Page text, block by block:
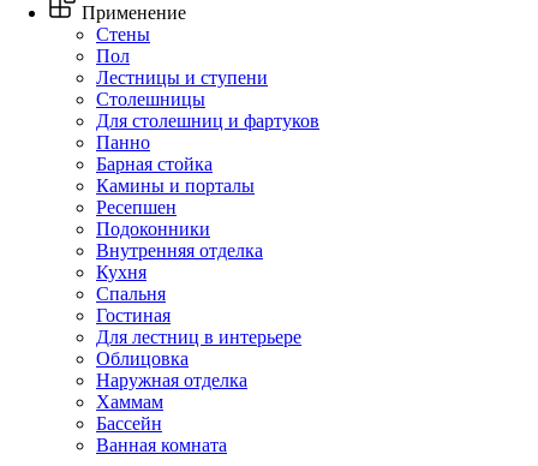
Применение
Стены
Пол
Лестницы и ступени
Столешницы
Для столешниц и фартуков
Панно
Барная стойка
Камины и порталы
Ресепшен
Подоконники
Внутренняя отделка
Кухня
Спальня
Гостиная
Для лестниц в интерьере
Облицовка
Наружная отделка
Хаммам
Бассейн
Ванная комната